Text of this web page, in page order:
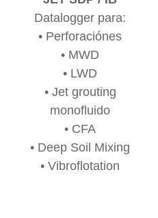
Datalogger para:
• Perforaciónes
• MWD
• LWD
• Jet grouting
monofluido
• CFA
• Deep Soil Mixing
• Vibroflotation